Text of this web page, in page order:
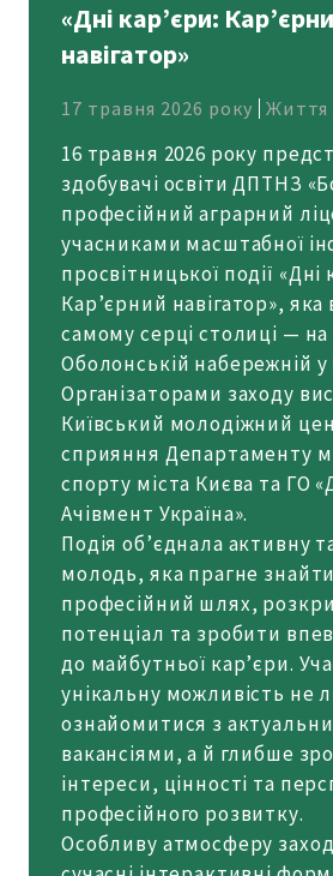
«Дні кар’єри:
навігатор»
17 травня 2026 року Життя
16 травня 2026 року
здобувачі освіти ДПТНЗ
професійний аграрний
учасниками масштабної
просвітницької події «Дні
Кар’єрний навігатор», яка
самому серці столиці —
Оболонській набережній у
Організаторами заходу
Київський молодіжний
сприяння Департаменту
спорту міста Києва та ГО
Ачівмент Україна».
Подія об’єднала активну
молодь, яка прагне
професійний шлях,
потенціал та зробити
до майбутньої кар’єри.
унікальну можливість не
ознайомитися з
вакансіями, а й глибше
інтереси, цінності та
професійного розвитку.
Особливу атмосферу